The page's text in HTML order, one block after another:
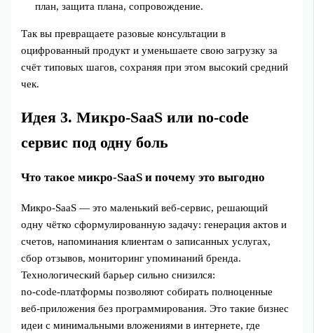
план, защита плана, сопровождение.
Так вы превращаете разовые консультации в
оцифрованный продукт и уменьшаете свою загрузку за
счёт типовых шагов, сохраняя при этом высокий средний
чек.
Идея 3. Микро‑SaaS или no-code
сервис под одну боль
Что такое микро‑SaaS и почему это выгодно
Микро‑SaaS — это маленький веб‑сервис, решающий
одну чётко сформулированную задачу: генерация актов и
счетов, напоминания клиентам о записанных услугах,
сбор отзывов, мониторинг упоминаний бренда.
Технологический барьер сильно снизился:
no‑code‑платформы позволяют собирать полноценные
веб‑приложения без программирования. Это такие бизнес
идеи с минимальными вложениями в интернете, где